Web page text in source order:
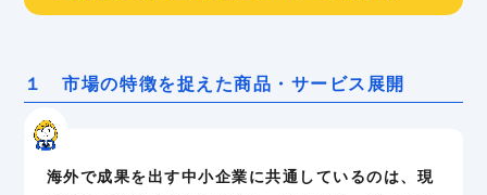
１ 市場の特徴を捉えた商品・サービス展開
海外で成果を出す中小企業に共通しているのは、現